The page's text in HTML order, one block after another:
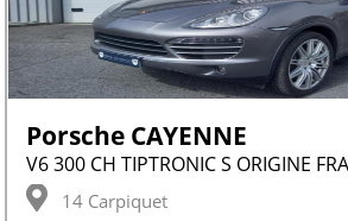
Porsche CAYENNE
14 Carpiquet